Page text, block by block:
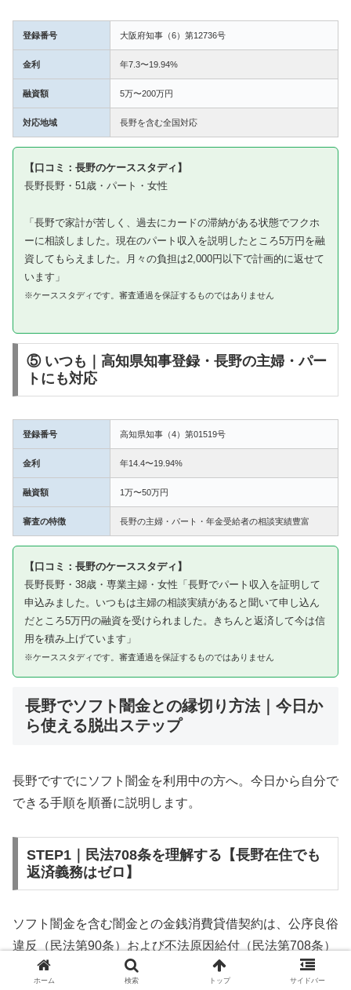
登録番号 大阪府知事（6）第12736号
金利 年7.3〜19.94%
融資額 5万〜200万円
対応地域 長野を含む全国対応
【口コミ：長野のケーススタディ】
長野長野・51歳・パート・女性
「長野で家計が苦しく、過去にカードの滞納がある状態でフクホ
ーに相談しました。現在のパート収入を説明したところ5万円を融
資してもらえました。月々の負担は2,000円以下で計画的に返せて
います」
※ケーススタディです。審査通過を保証するものではありません
⑤ いつも｜高知県知事登録・長野の主婦・パー
トにも対応
登録番号 高知県知事（4）第01519号
金利 年14.4〜19.94%
融資額 1万〜50万円
審査の特徴 長野の主婦・パート・年金受給者の相談実績豊富
【口コミ：長野のケーススタディ】
長野長野・38歳・専業主婦・女性「長野でパート収入を証明して
申込みました。いつもは主婦の相談実績があると聞いて申し込ん
だところ5万円の融資を受けられました。きちんと返済して今は信
用を積み上げています」
※ケーススタディです。審査通過を保証するものではありません
長野でソフト闇金との縁切り方法｜今日か
ら使える脱出ステップ
長野ですでにソフト闇金を利用中の方へ。今日から自分で
できる手順を順番に説明します。
STEP1｜民法708条を理解する【長野在住でも
返済義務はゼロ】
ソフト闇金を含む闇金との金銭消費貸借契約は、公序良俗
違反（民法第90条）および不法原因給付（民法第708条）
に該当するため、法的には無効です。長野在住であっても
ホーム 検索 トップ サイドバー